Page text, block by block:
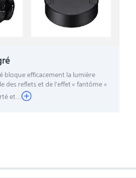
bloque efficacement la lumière
des reflets et de l'effet « fantôme »
et...